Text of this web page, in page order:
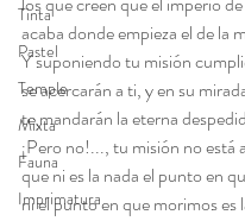
Tinta
Pastel
Temple
Mixta
Fauna
Imprimatura
acaba donde empieza el de la
Y suponiendo tu misión
se acercarán a ti, y en su
te mandarán la eterna
¡Pero no!..., tu misión no está
que ni es la nada el punto en
ni el punto en que morimos es